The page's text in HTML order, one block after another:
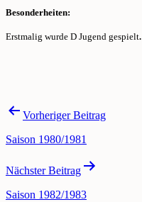
Besonderheiten:
Erstmalig wurde D Jugend gespielt.
Beitragsnavigation
Vorheriger Beitrag
Saison 1980/1981
Nächster Beitrag
Saison 1982/1983